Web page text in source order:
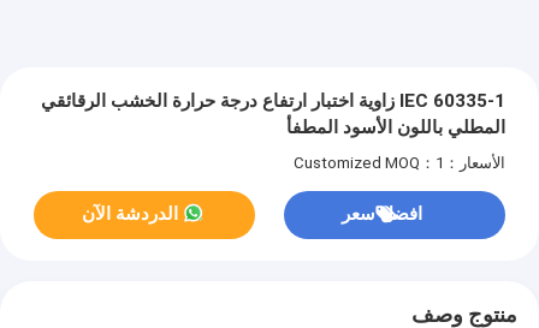
IEC 60335-1 زاوية اختبار ارتفاع درجة حرارة الخشب الرقائقي
المطلي باللون الأسود المطفأ
الأسعار：Customized MOQ：1
افضل سعر الدردشة الآن
منتوج وصف